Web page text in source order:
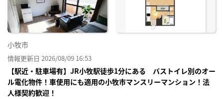
小牧市
情報更新日 2026/08/09 16:53
【駅近・駐車場有】JR小牧駅徒歩1分にある バストイレ別のオー
ル電化物件！車使用にも適用の小牧市マンスリーマンション！法
人様契約歓迎！